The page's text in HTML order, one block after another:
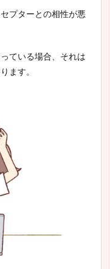
プターとの相性が悪
ている場合、それは
ます。